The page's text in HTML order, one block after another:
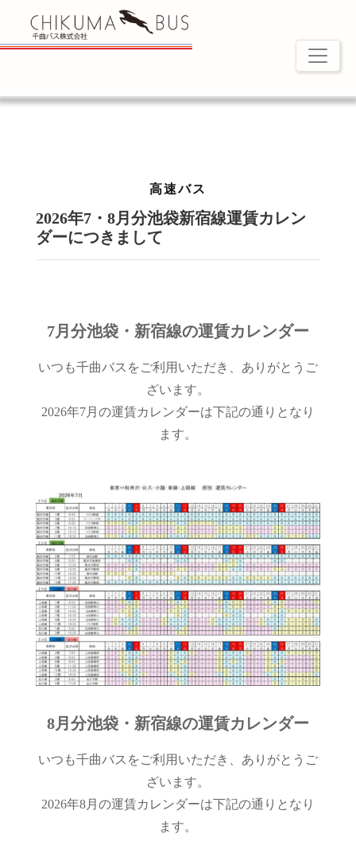
高速バス
2026年7・8月分池袋新宿線運賃カレン
ダーにつきまして
7月分池袋・新宿線の運賃カレンダー
いつも千曲バスをご利用いただき、ありがとうご
ざいます。
2026年7月の運賃カレンダーは下記の通りとなり
ます。
8月分池袋・新宿線の運賃カレンダー
いつも千曲バスをご利用いただき、ありがとうご
ざいます。
2026年8月の運賃カレンダーは下記の通りとなり
ます。